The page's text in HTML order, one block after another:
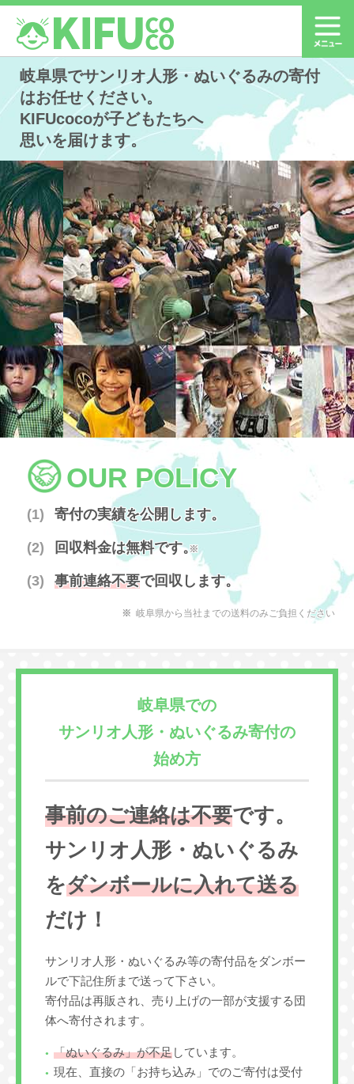
岐阜県でサンリオ人形・ぬいぐるみの寄付
はお任せください。
KIFUcocoが子どもたちへ
思いを届けます。
OUR POLICY
寄付の実績を公開します。
回収料金は無料です。
※
事前連絡不要で回収します。
岐阜県から当社までの送料のみご負担ください
岐阜県での
サンリオ人形・ぬいぐるみ寄付の
始め方
事前のご連絡は不要です。
サンリオ人形・ぬいぐるみ
をダンボールに入れて送る
だけ！
サンリオ人形・ぬいぐるみ等の寄付品をダンボー
ルで下記住所まで送って下さい。
寄付品は再販され、売り上げの一部が支援する団
体へ寄付されます。
「ぬいぐるみ」が不足しています。
現在、直接の「お持ち込み」でのご寄付は受付